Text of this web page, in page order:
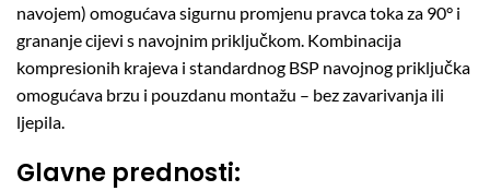
navojem) omogućava sigurnu promjenu pravca toka za 90° i
grananje cijevi s navojnim priključkom. Kombinacija
kompresionih krajeva i standardnog BSP navojnog priključka
omogućava brzu i pouzdanu montažu – bez zavarivanja ili
ljepila.
Glavne prednosti: